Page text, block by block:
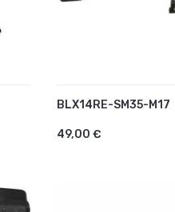
BLX14RE-SM35-M17
49,00 €